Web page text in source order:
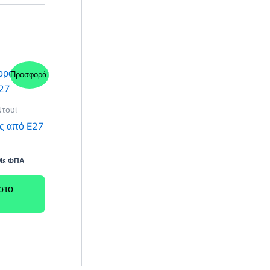
Προσφορά!
από E27
€.
ΦΠΑ